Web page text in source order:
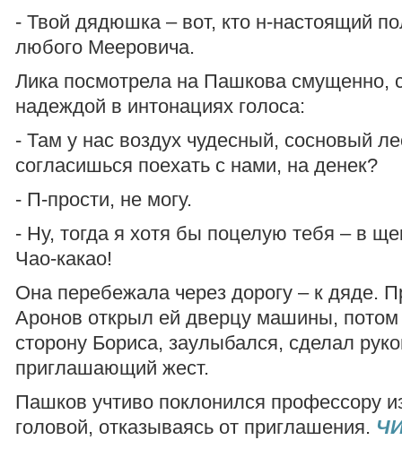
- Твой дядюшка – вот, кто н-настоящий
любого Мееровича.
Лика посмотрела на Пашкова смущенно,
надеждой в интонациях голоса:
- Там у нас воздух чудесный, сосновый
согласишься поехать с нами, на денек?
- П-прости, не могу.
- Ну, тогда я хотя бы поцелую тебя – в
Чао-какао!
Она перебежала через дорогу – к дяде.
Аронов открыл ей дверцу машины, потом
сторону Бориса, заулыбался, сделал
приглашающий жест.
Пашков учтиво поклонился профессору
головой, отказываясь от приглашения.